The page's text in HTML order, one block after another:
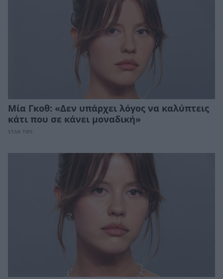
Μία Γκοθ: «Δεν υπάρχει λόγος να καλύπτεις
κάτι που σε κάνει μοναδική»
STAR TIPS